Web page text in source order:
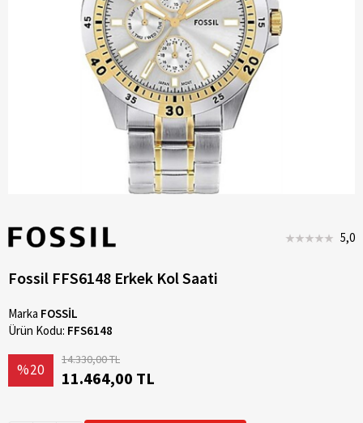
5,0
Fossil FFS6148 Erkek Kol Saati
Marka FOSSİL
Ürün Kodu: FFS6148
%20
14.330,00 TL
11.464,00 TL